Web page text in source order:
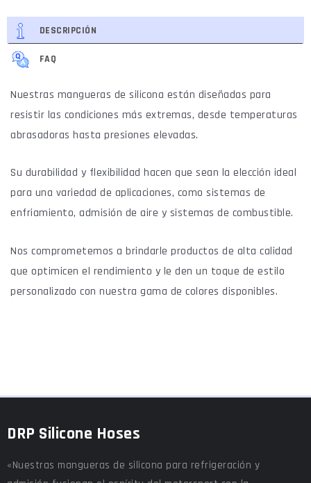
DESCRIPCIÓN
FAQ
Nuestras mangueras de silicona están diseñadas para
resistir las condiciones más extremas, desde temperaturas
abrasadoras hasta presiones elevadas.
Su durabilidad y flexibilidad hacen que sean la elección ideal
para una variedad de aplicaciones, como sistemas de
enfriamiento, admisión de aire y sistemas de combustible.
Nos comprometemos a brindarle productos de alta calidad
que optimicen el rendimiento y le den un toque de estilo
personalizado con nuestra gama de colores disponibles.
DRP Silicone Hoses
«Nuestras mangueras de silicona para refrigeración y